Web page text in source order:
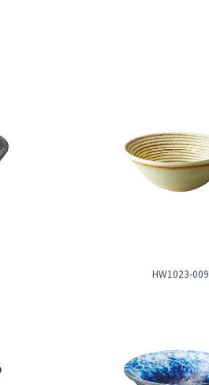
HW1023-009